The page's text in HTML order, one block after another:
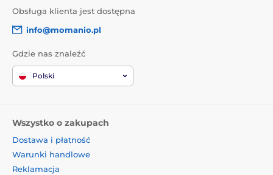
Obsługa klienta jest dostępna
info@momanio.pl
Gdzie nas znaleźć
Polski
Wszystko o zakupach
Dostawa i płatność
Warunki handlowe
Reklamacja